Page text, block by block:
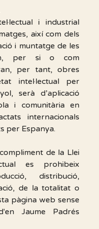
i industrial
així com dels
i muntatge de les
per si o com
per tant, obres
intel·lectual per
serà d’aplicació
i comunitària en
internacionals
per Espanya.
de la Llei
es prohibeix
distribució,
de la totalitat o
pàgina web sense
Jaume Padrés